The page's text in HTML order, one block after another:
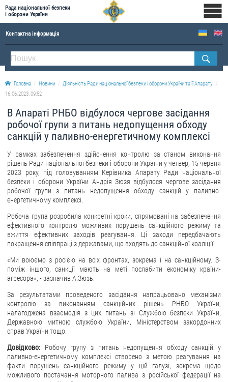
Рада національної безпеки
і оборони України
Контактна інформація
ПРО РНБОУ
Склад Ради національної безпеки і оборони України
Апарат Ради національної безпеки і оборони України
Історична довідка про діяльність Ради національної безпеки і оборони України
ОФІЦІЙНІ ДОКУМЕНТИ
ПРЕСЦЕНТР
Новини
Drone Deals
Відеогалерея
ЗВЕРНЕННЯ ГРОМАДЯН
Звернення громадян
Електронне звернення
ДОСТУП ДО ПУБЛІЧНОЇ ІНФОРМАЦІЇ
Організація доступу до публічної інформації
Запит на отримання публічної інформації
Облік публічної інформації
Питання запобігання корупції
Головна Новини
Діяльність Ради національної безпеки і оборони України та її Апарату
16.06.2023, 09:52
В Апараті РНБО відбулося чергове засідання
робочої групи з питань недопущення обходу
санкцій у паливно-енергетичному комплексі
У рамках забезпечення здійснення контролю за станом виконання
рішень Ради національної безпеки і оборони України у четвер, 15 червня
2023 року, під головуванням Керівника Апарату Ради національної
безпеки і оборони України Андрія Зюзя відбулося чергове засідання
робочої групи з питань недопущення обходу санкцій у паливно-
енергетичному комплексі.
Робоча група розробила конкретні кроки, спрямовані на забезпечення
ефективного контролю можливих порушень санкційного режиму та
вжиття ефективних заходів реагування. Ці заходи передбачають
покращення співпраці з державами, що входять до санкційної коаліції.
«Ми воюємо з росією на всіх фронтах, зокрема і на санкційному. З-
поміж іншого, санкції мають на меті послабити економіку країни-
агресора», - зазначив А.Зюзь.
За результатами проведеного засідання напрацьовано механізми
контролю за виконанням санкційних рішень РНБО України,
налагоджена взаємодія з цих питань зі Службою безпеки України,
Державною митною службою України, Міністерством закордонних
справ України тощо.
Довідково: Робочу групу з питань недопущення обходу санкцій у
паливно-енергетичному комплексі створено з метою реагування на
факти порушень санкційного режиму у цій галузі, зокрема щодо
можливого постачання моторного палива з російської федерації на